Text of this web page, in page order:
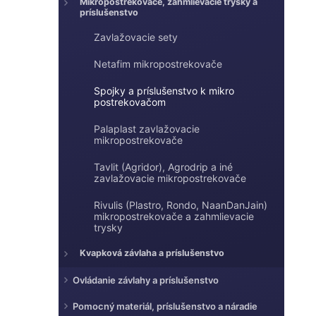
príslušenstvo
Zavlažovacie sety
Netafim mikropostrekovače
Spojky a príslušenstvo k mikro
postrekovačom
Palaplast zavlažovacie
mikropostrekovače
Tavlit (Agridor), Agrodrip a iné
zavlažovacie mikropostrekovače
Rivulis (Plastro, Rondo, NaanDanJain)
mikropostrekovače a zahmlievacie
trysky
Kvapková závlaha a príslušenstvo
Ovládanie závlahy a príslušenstvo
Pomocný materiál, príslušenstvo a náradie